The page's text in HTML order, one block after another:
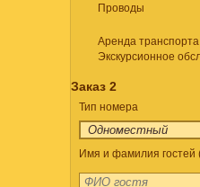
Проводы
Аренда транспорта
Экскурсионное
Заказ 2
Тип номера
Имя и фамилия гостей